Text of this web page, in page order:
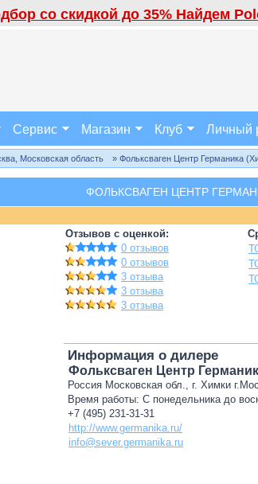
со скидкой до 35% Найдем
Сервис Магазин Клуб Личный
Московская область » Фольксваген Центр Германика
ФОЛЬКСВАГЕН ЦЕНТР
Отзывов с оценкой:
0 отзывов
0 отзывов
3 отзыва
3 отзыва
3 отзыва
Информация о дилере
Фольксваген Центр
Россия Московская обл., г. Химки
Время работы: С понедельника до
+7 (495) 231-31-31
http://www.germanika.ru/
info@sever.germanika.ru